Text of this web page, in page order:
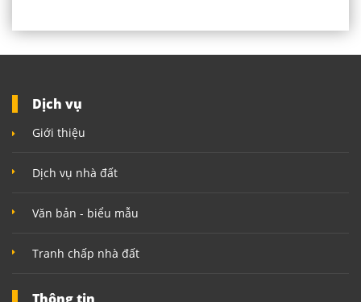
Dịch vụ
Giới thiệu
Dịch vụ nhà đất
Văn bản - biểu mẫu
Tranh chấp nhà đất